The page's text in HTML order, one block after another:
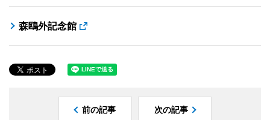
森鴎外記念館
前の記事 次の記事